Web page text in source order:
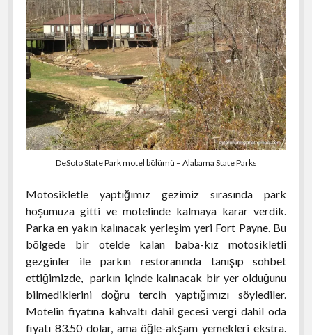
DeSoto State Park motel bölümü – Alabama State Parks
Motosikletle yaptığımız gezimiz sırasında park
hoşumuza gitti ve motelinde kalmaya karar verdik.
Parka en yakın kalınacak yerleşim yeri Fort Payne. Bu
bölgede bir otelde kalan baba-kız motosikletli
gezginler ile parkın restoranında tanışıp sohbet
ettiğimizde, parkın içinde kalınacak bir yer olduğunu
bilmediklerini doğru tercih yaptığımızı söylediler.
Motelin fiyatına kahvaltı dahil gecesi vergi dahil oda
fiyatı 83.50 dolar, ama öğle-akşam yemekleri ekstra.